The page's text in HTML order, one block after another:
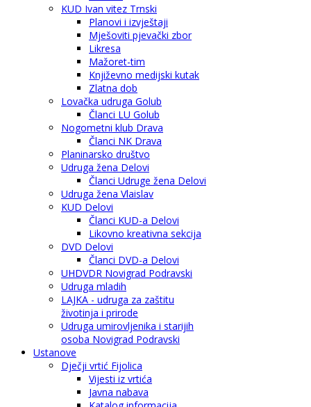
KUD Ivan vitez Trnski
Planovi i izvještaji
Mješoviti pjevački zbor
Likresa
Mažoret-tim
Književno medijski kutak
Zlatna dob
Lovačka udruga Golub
Članci LU Golub
Nogometni klub Drava
Članci NK Drava
Planinarsko društvo
Udruga žena Delovi
Članci Udruge žena Delovi
Udruga žena Vlaislav
KUD Delovi
Članci KUD-a Delovi
Likovno kreativna sekcija
DVD Delovi
Članci DVD-a Delovi
UHDVDR Novigrad Podravski
Udruga mladih
LAJKA - udruga za zaštitu
životinja i prirode
Udruga umirovljenika i starijih
osoba Novigrad Podravski
Ustanove
Dječji vrtić Fijolica
Vijesti iz vrtića
Javna nabava